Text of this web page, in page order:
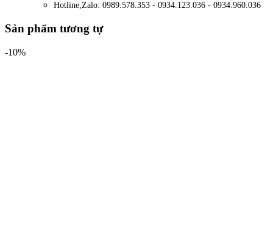
Hotline,Zalo: 0989.578.353 - 0934.123.036 - 0934.960.036
Sản phẩm tương tự
-10%